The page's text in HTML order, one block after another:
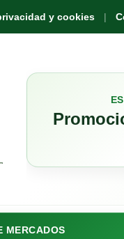
y cookies
MERCADOS